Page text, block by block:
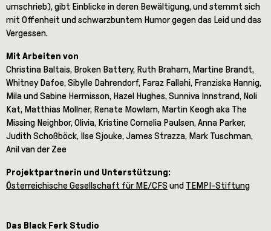
umschrieb), gibt Einblicke in deren Bewältigung, und stemmt sich
mit Offenheit und schwarzbuntem Humor gegen das Leid und das
Vergessen.
Mit Arbeiten von
Christina Baltais, Broken Battery, Ruth Braham, Martine Brandt,
Whitney Dafoe, Sibylle Dahrendorf, Faraz Fallahi, Franziska Hannig,
Mila und Sabine Hermisson, Hazel Hughes, Sunniva Innstrand, Noli
Kat, Matthias Mollner, Renate Mowlam, Martin Keogh aka The
Missing Neighbor, Olivia, Kristine Cornelia Paulsen, Anna Parker,
Judith Schoßböck, Ilse Sjouke, James Strazza, Mark Tuschman,
Anil van der Zee
Projektpartnerin und Unterstützung:
Österreichische Gesellschaft für ME/CFS und TEMPI-Stiftung
Das Black Ferk Studio